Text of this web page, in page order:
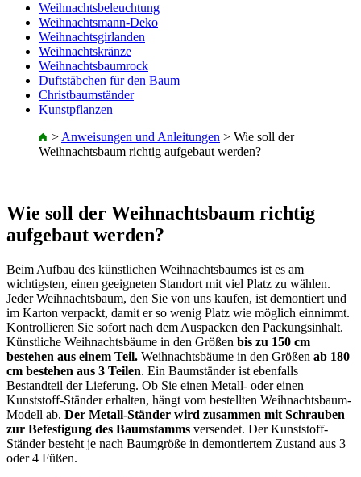
Weihnachtsbeleuchtung
Weihnachtsmann-Deko
Weihnachtsgirlanden
Weihnachtskränze
Weihnachtsbaumrock
Duftstäbchen für den Baum
Christbaumständer
Kunstpflanzen
> Anweisungen und Anleitungen > Wie soll der
Weihnachtsbaum richtig aufgebaut werden?
Wie soll der Weihnachtsbaum richtig
aufgebaut werden?
Beim Aufbau des künstlichen Weihnachtsbaumes ist es am
wichtigsten, einen geeigneten Standort mit viel Platz zu wählen.
Jeder Weihnachtsbaum, den Sie von uns kaufen, ist demontiert und
im Karton verpackt, damit er so wenig Platz wie möglich einnimmt.
Kontrollieren Sie sofort nach dem Auspacken den Packungsinhalt.
Künstliche Weihnachtsbäume in den Größen bis zu 150 cm
bestehen aus einem Teil. Weihnachtsbäume in den Größen ab 180
cm bestehen aus 3 Teilen. Ein Baumständer ist ebenfalls
Bestandteil der Lieferung. Ob Sie einen Metall- oder einen
Kunststoff-Ständer erhalten, hängt vom bestellten Weihnachtsbaum-
Modell ab. Der Metall-Ständer wird zusammen mit Schrauben
zur Befestigung des Baumstamms versendet. Der Kunststoff-
Ständer besteht je nach Baumgröße in demontiertem Zustand aus 3
oder 4 Füßen.